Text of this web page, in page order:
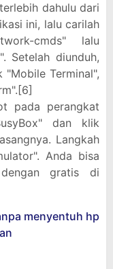
dahulu dari
ini, lalu carilah
cmds" lalu
Setelah diunduh,
"Mobile Terminal",
pada perangkat
dan klik
Langkah
Anda bisa
gratis di